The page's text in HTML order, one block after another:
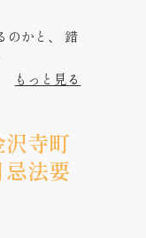
のかと、 錯
もっと見る
寺町
法要